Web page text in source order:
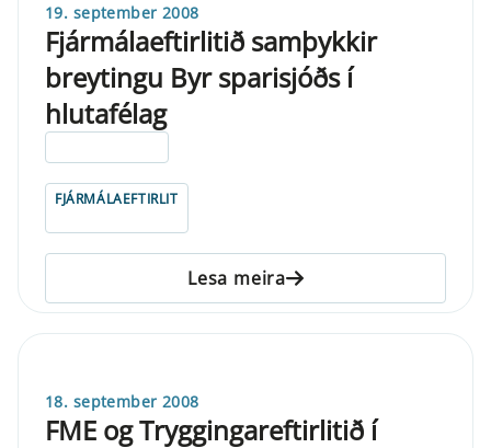
19. september 2008
Fjármálaeftirlitið samþykkir
breytingu Byr sparisjóðs í
hlutafélag
FJÁRMÁLAEFTIRLIT
Lesa meira
18. september 2008
FME og Tryggingareftirlitið í